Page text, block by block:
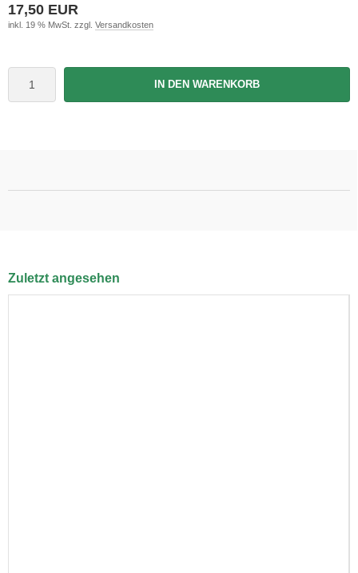
17,50 EUR
inkl. 19 % MwSt. zzgl. Versandkosten
IN DEN WARENKORB
Zuletzt angesehen